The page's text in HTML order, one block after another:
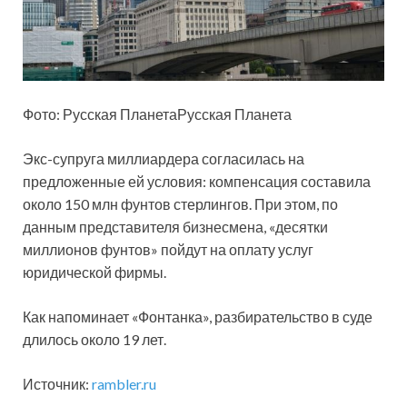
Фото: Русская ПланетаРусская Планета
Экс-супруга миллиардера согласилась на
предложенные ей условия: компенсация составила
около 150 млн фунтов стерлингов. При этом, по
данным представителя бизнесмена, «десятки
миллионов фунтов» пойдут на оплату услуг
юридической фирмы.
Как напоминает «Фонтанка», разбирательство в суде
длилось около 19 лет.
Источник: rambler.ru